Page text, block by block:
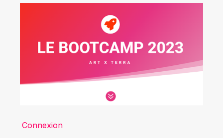
Connexion